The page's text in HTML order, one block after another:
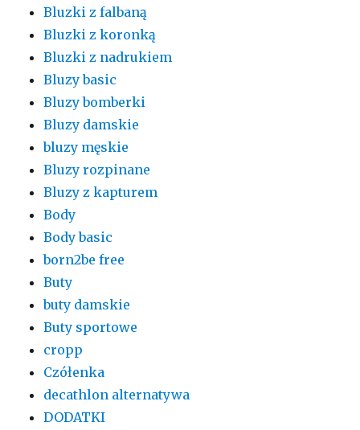
Bluzki z falbaną
Bluzki z koronką
Bluzki z nadrukiem
Bluzy basic
Bluzy bomberki
Bluzy damskie
bluzy męskie
Bluzy rozpinane
Bluzy z kapturem
Body
Body basic
born2be free
Buty
buty damskie
Buty sportowe
cropp
Czółenka
decathlon alternatywa
DODATKI